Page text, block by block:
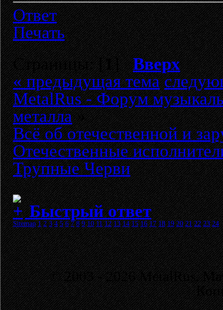
Ответ
Печать
Страницы: [1]Вверх
« предыдущая тема
MetalRus - Форум
металла»
Всё об отечественной и
Отечественные
Трупные Черви
Быстрый ответ
Sitemap 1 2 3 4 5 6 7 8 9 10 11 12 13 14 15 16 17 18 19 20 21 22 23 24
© 2003 - 2026 MetalRus.